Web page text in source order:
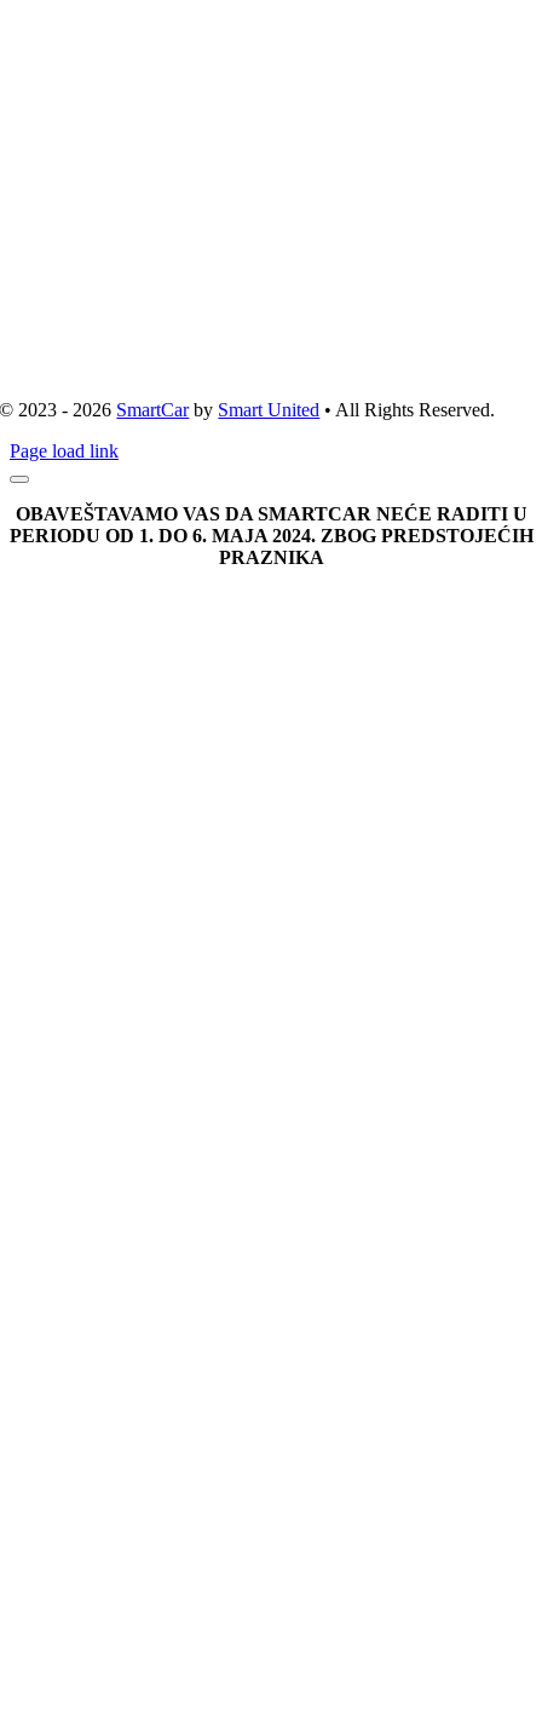
© 2023 - 2026 SmartCarby Smart United • All Rights Reserved.
Page load link
OBAVEŠTAVAMO VAS DA SMARTCAR NEĆE RADITI U
PERIODU OD 1. DO 6. MAJA 2024. ZBOG PREDSTOJEĆIH
PRAZNIKA